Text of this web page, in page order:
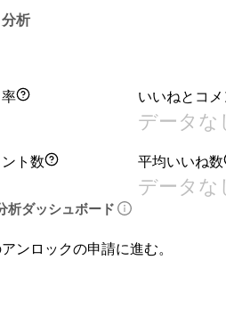
析
いいねとコ
データな
ト数 平均いいね数
データな
析ダッシュボード
ンロックの申請に進む。